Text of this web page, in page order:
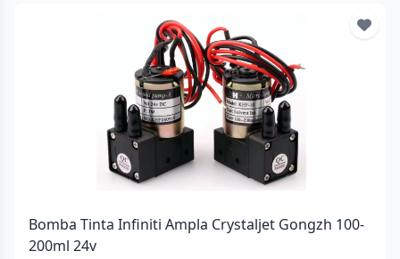
Bomba Tinta Infiniti Ampla Crystaljet Gongzh 100-
200ml 24v